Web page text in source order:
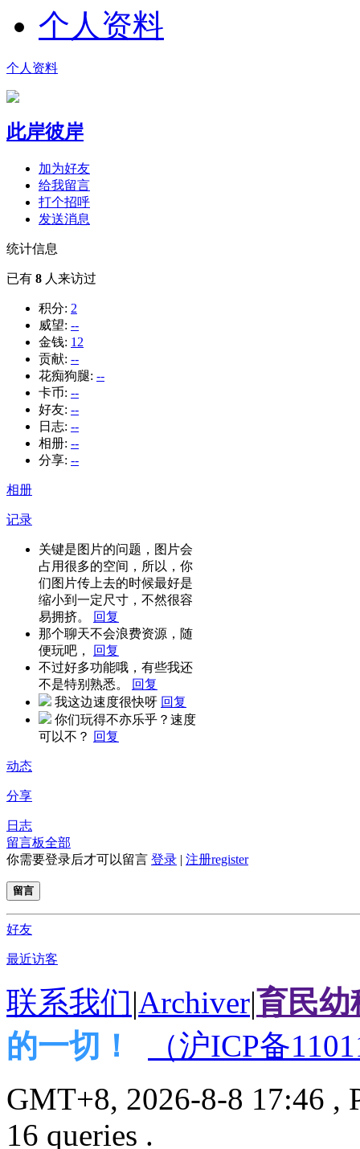
个人资料
个人资料
此岸彼岸
加为好友
给我留言
打个招呼
发送消息
统计信息
已有 8 人来访过
积分: 2
威望: --
金钱: 12
贡献: --
花痴狗腿: --
卡币: --
好友: --
日志: --
相册: --
分享: --
相册
记录
关键是图片的问题，图片会
占用很多的空间，所以，你
们图片传上去的时候最好是
缩小到一定尺寸，不然很容
易拥挤。
回复
那个聊天不会浪费资源，随
便玩吧，
回复
不过好多功能哦，有些我还
不是特别熟悉。
回复
我这边速度很快呀 回复
你们玩得不亦乐乎？速度
可以不？ 回复
动态
分享
日志
留言板全部
你需要登录后才可以留言 登录 | 注册register
留言
好友
最近访客
联系我们|Archiver|育民幼
的一切！
（沪ICP备
GMT+8, 2026-8-8 17:46 ,
16 queries .